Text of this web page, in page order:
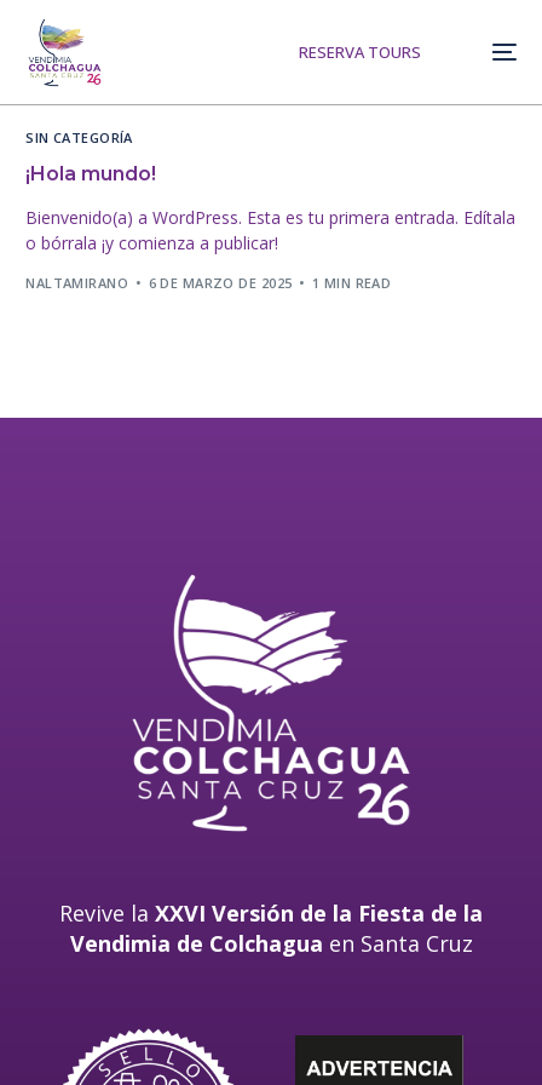
RESERVA TOURS
SIN CATEGORÍA
¡Hola mundo!
Bienvenido(a) a WordPress. Esta es tu primera entrada. Edítala
o bórrala ¡y comienza a publicar!
NALTAMIRANO 6 DE MARZO DE 2025 1 MIN READ
Revive la XXVI Versión de la Fiesta de la
Vendimia de Colchagua en Santa Cruz